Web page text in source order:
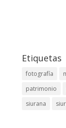
Etiquetas
fotografía
patrimonio
siurana